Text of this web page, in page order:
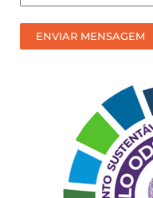
prefere
receber
nosso
ENVIAR MENSAGEM